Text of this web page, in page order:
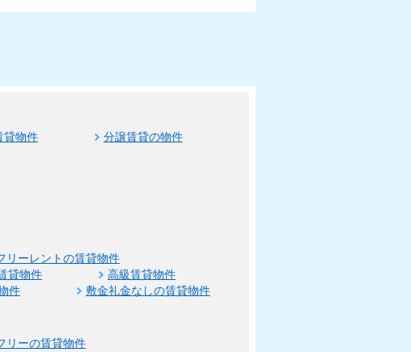
貸物件
分譲賃貸の物件
リーレントの賃貸物件
貸物件
高級賃貸物件
件 敷金礼金なしの賃貸物件
リーの賃貸物件